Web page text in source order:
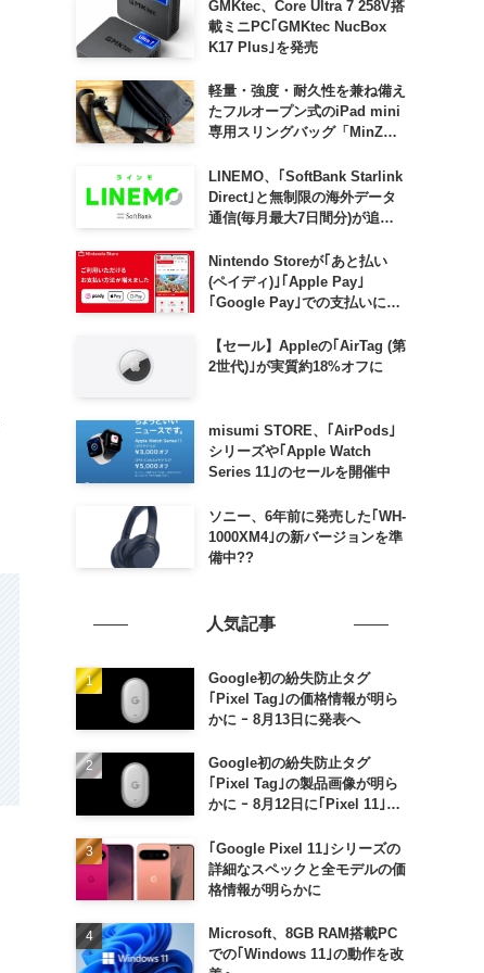
GMKtec、Core Ultra 7 258V搭
載ミニPC｢GMKtec NucBox
K17 Plus｣を発売
軽量・強度・耐久性を兼ね備え
たフルオープン式のiPad mini
専用スリングバッグ「MinZ
発売
LINEMO、｢SoftBank Starlink
Direct｣と無制限の海外データ
通信(毎月最大7日間分)が追加
Nintendo Storeが｢あと払い
(ペイディ)｣｢Apple Pay｣
｢Google Pay｣での支払いに対
【セール】Appleの｢AirTag (第
2世代)｣が実質約18%オフに
misumi STORE、｢AirPods｣
シリーズや｢Apple Watch
Series 11｣のセールを開催中
ソニー、6年前に発売した｢WH-
1000XM4｣の新バージョンを準
備中??
人気記事
Google初の紛失防止タグ
｢Pixel Tag｣の価格情報が明ら
かに ｰ 8月13日に発表へ
Google初の紛失防止タグ
｢Pixel Tag｣の製品画像が明ら
かに ｰ 8月12日に｢Pixel 11｣な
｢Google Pixel 11｣シリーズの
詳細なスペックと全モデルの価
格情報が明らかに
Microsoft、8GB RAM搭載PC
での｢Windows 11｣の動作を改